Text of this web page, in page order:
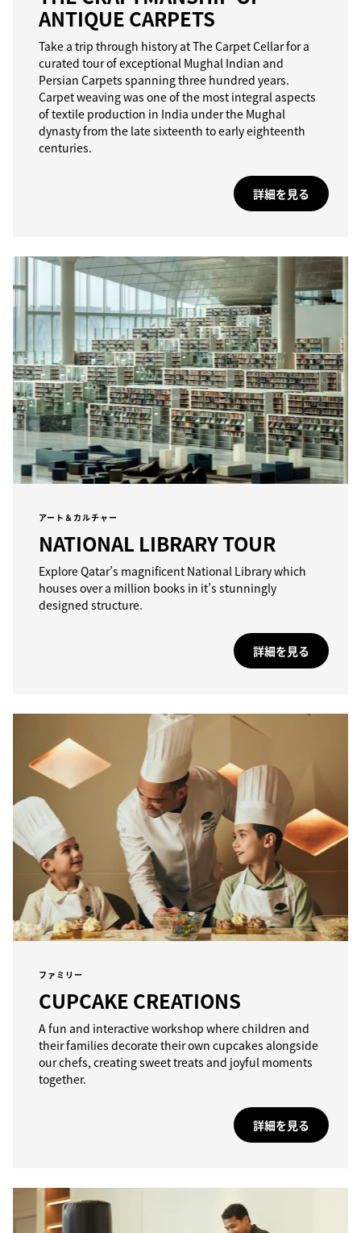
ANTIQUE CARPETS
Take a trip through history at The Carpet Cellar for a
curated tour of exceptional Mughal Indian and
Persian Carpets spanning three hundred years.
Carpet weaving was one of the most integral aspects
of textile production in India under the Mughal
dynasty from the late sixteenth to early eighteenth
centuries.
詳細を見る
アート＆カルチャー
NATIONAL LIBRARY TOUR
Explore Qatar’s magnificent National Library which
houses over a million books in it’s stunningly
designed structure.
詳細を見る
ファミリー
CUPCAKE CREATIONS
A fun and interactive workshop where children and
their families decorate their own cupcakes alongside
our chefs, creating sweet treats and joyful moments
together.
詳細を見る